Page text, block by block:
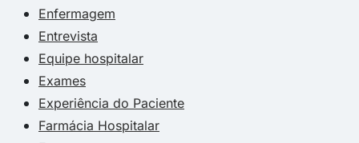
Enfermagem
Entrevista
Equipe hospitalar
Exames
Experiência do Paciente
Farmácia Hospitalar